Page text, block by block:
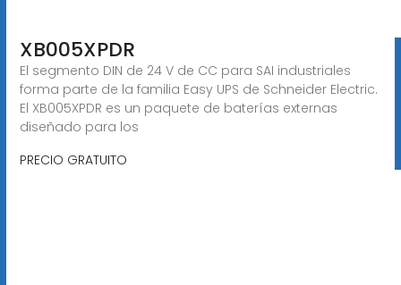
XB005XPDR
El segmento DIN de 24 V de CC para SAI industriales
forma parte de la familia Easy UPS de Schneider Electric.
El XB005XPDR es un paquete de baterías externas
diseñado para los
PRECIO GRATUITO